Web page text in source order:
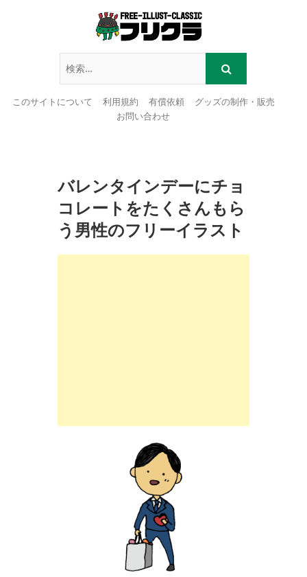
このサイトについて 利用規約 有償依頼
グッズの制作・販売
お問い合わせ
バレンタインデーにチョ
コレートをたくさんもら
う男性のフリーイラスト